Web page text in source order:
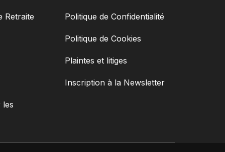
Retraite
les
Politique de Confidentialité
Politique de Cookies
Plaintes et litiges
Inscription à la Newsletter